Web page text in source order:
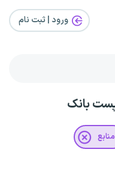
ورود | ثبت‌ نام
بانک
منابع